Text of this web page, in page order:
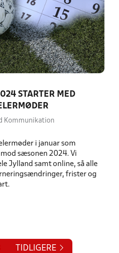
STARTER MED
Kommunikation
i januar som
sæsonen 2024. Vi
Jylland samt online, så alle
frister og
TIDLIGERE